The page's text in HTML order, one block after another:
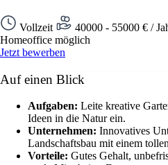
Vollzeit 40000 - 55000 € /
Homeoffice möglich
Jetzt bewerben
Auf einen Blick
Aufgaben: Leite kreative
Ideen in die Natur ein.
Unternehmen: Innovatives
Landschaftsbau mit einem
Vorteile: Gutes Gehalt,